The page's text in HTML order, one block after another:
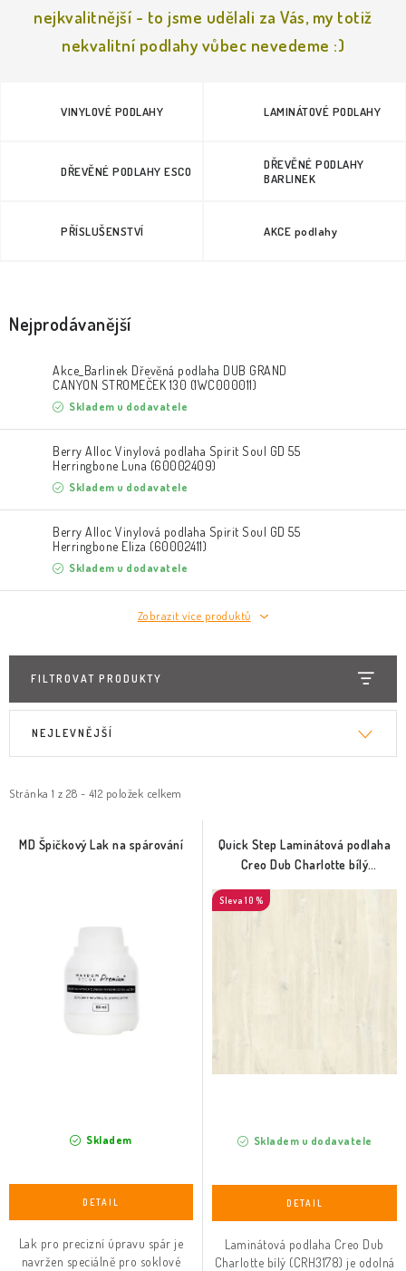
nejkvalitnější - to jsme udělali za Vás, my totiž
nekvalitní podlahy vůbec nevedeme :)
VINYLOVÉ PODLAHY LAMINÁTOVÉ PODLAHY
DŘEVĚNÉ PODLAHY ESCO
DŘEVĚNÉ PODLAHY
BARLINEK
PŘÍSLUŠENSTVÍ AKCE podlahy
Nejprodávanější
Akce_Barlinek Dřevěná podlaha DUB GRAND
CANYON STROMEČEK 130 (1WC000011)
Skladem u dodavatele
Berry Alloc Vinylová podlaha Spirit Soul GD 55
Herringbone Luna (60002409)
Skladem u dodavatele
Berry Alloc Vinylová podlaha Spirit Soul GD 55
Herringbone Eliza (60002411)
Skladem u dodavatele
Zobrazit více produktů
FILTROVAT PRODUKTY
i
p
Stránka 1 z 28 - 412 položek celkem
e
NEJLEVNĚJŠÍ
MD Špičkový Lak na spárování
Skladem
Lak pro precizní úpravu spár je
navržen speciálně pro soklové
Quick Step Laminátová podlaha
Creo Dub Charlotte bílý
10 %
Skladem u dodavatele
Laminátová podlaha Creo Dub
Charlotte bílý (CRH3178) je odolná